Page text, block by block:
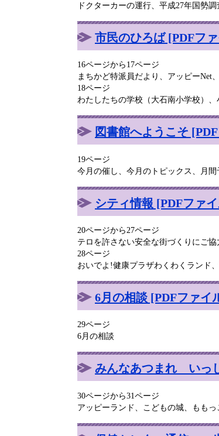
ドクターカーの運行、平成27年国勢
市民のひろば [PDFフ
16ページから17ページ
まちかど特派員だより、アッピーNet
18ページ
わたしたちの学校（大石南小学校）
図書館へようこそ
19ページ
今月の催し、今月のトピックス、月
シティ情報 [PDFファ
20ページから27ページ
テロを許さない安全な街づくりにご
28ページ
おいでよ!健康プラザわくわくランド
6月の相談 [PDFファイ
29ページ
6月の相談
みんなあつまれ いっ
30ページから31ページ
アッピーランド、こどもの城、もも